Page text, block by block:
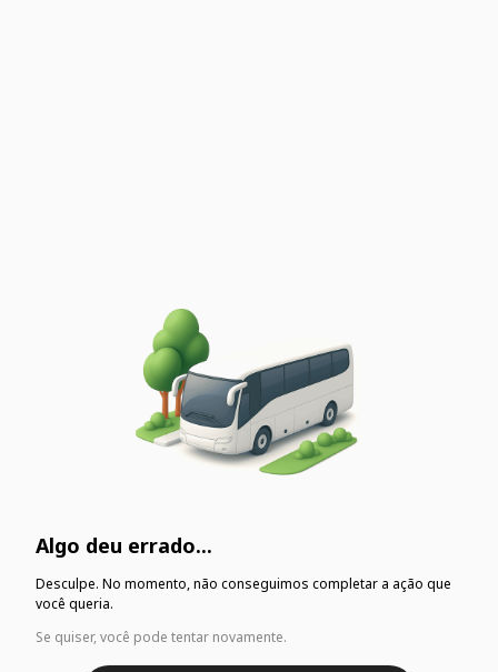
Algo deu errado...
Desculpe. No momento, não conseguimos completar a ação que
você queria.
Se quiser, você pode tentar novamente.